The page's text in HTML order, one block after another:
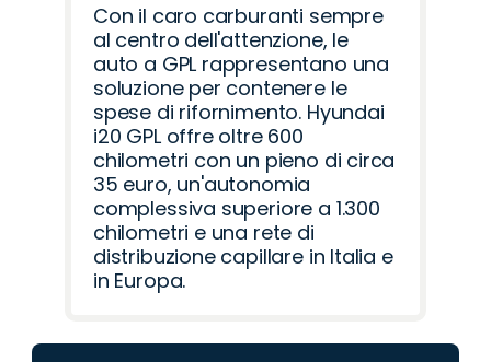
Con il caro carburanti sempre
al centro dell'attenzione, le
auto a GPL rappresentano una
soluzione per contenere le
spese di rifornimento. Hyundai
i20 GPL offre oltre 600
chilometri con un pieno di circa
35 euro, un'autonomia
complessiva superiore a 1.300
chilometri e una rete di
distribuzione capillare in Italia e
in Europa.